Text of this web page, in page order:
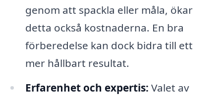
genom att spackla eller måla, ökar
detta också kostnaderna. En bra
förberedelse kan dock bidra till ett
mer hållbart resultat.
Erfarenhet och expertis: Valet av